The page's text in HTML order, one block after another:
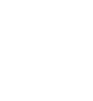
- 210MM -